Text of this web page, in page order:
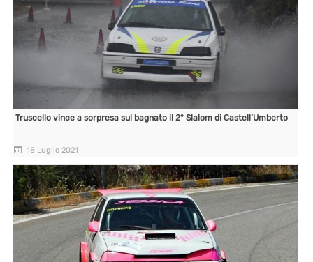
Truscello vince a sorpresa sul bagnato il 2° Slalom di Castell’Umberto
18 Luglio 2021